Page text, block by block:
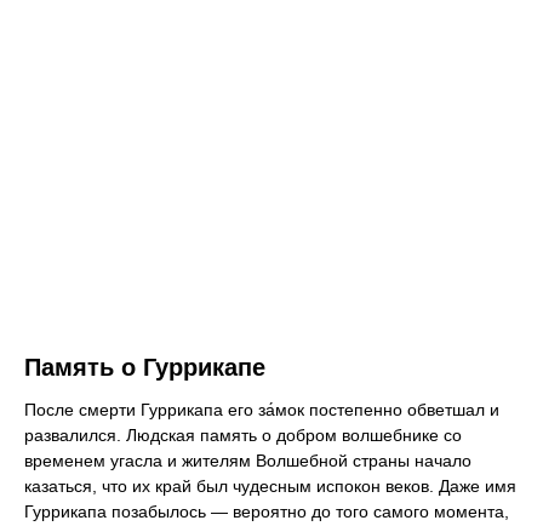
Память о Гуррикапе
После смерти Гуррикапа его за́мок постепенно обветшал и
развалился. Людская память о добром волшебнике со
временем угасла и жителям Волшебной страны начало
казаться, что их край был чудесным испокон веков. Даже имя
Гуррикапа позабылось — вероятно до того самого момента,